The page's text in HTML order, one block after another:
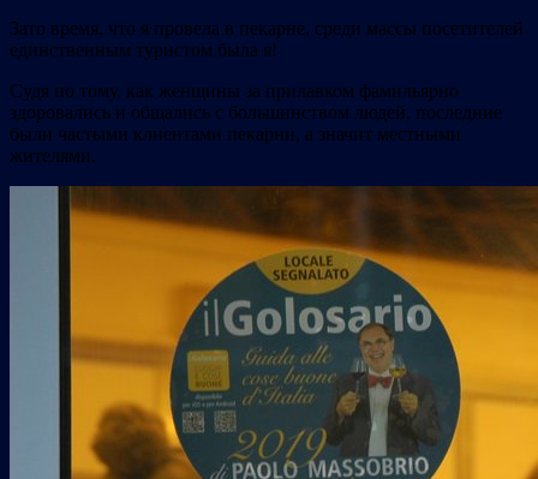
Зато время, что я провела в пекарне, среди массы посетителей
единственным туристом была я!
Судя по тому, как женщины за прилавком фамильярно
здоровались и общались с большинством людей, последние
были частыми клиентами пекарни, а значит местными
жителями.